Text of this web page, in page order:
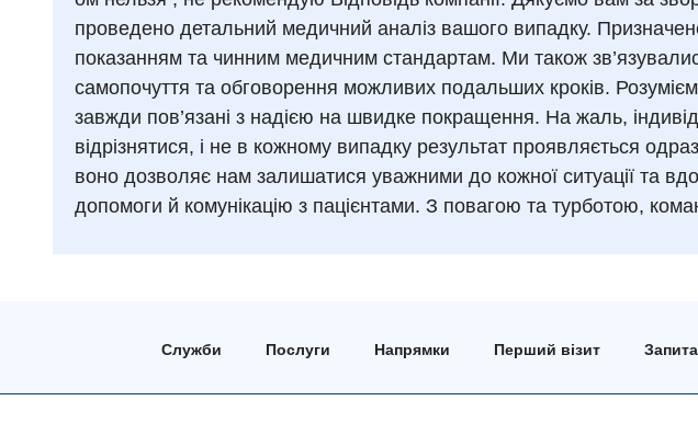
проведено детальний медичний аналіз вашого випадку.
показанням та чинним медичним стандартам. Ми також
самопочуття та обговорення можливих подальших кроків.
завжди пов’язані з надією на швидке покращення. На жаль,
відрізнятися, і не в кожному випадку результат проявляється
воно дозволяє нам залишатися уважними до кожної ситуації та
допомоги й комунікацію з пацієнтами. З повагою та турботою,
Служби Послуги Напрямки Перший візит